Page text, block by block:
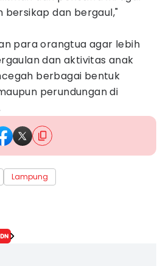
bersikap dan bergaul,"
para orangtua agar lebih
dan aktivitas anak
berbagai bentuk
perundungan di
Lampung